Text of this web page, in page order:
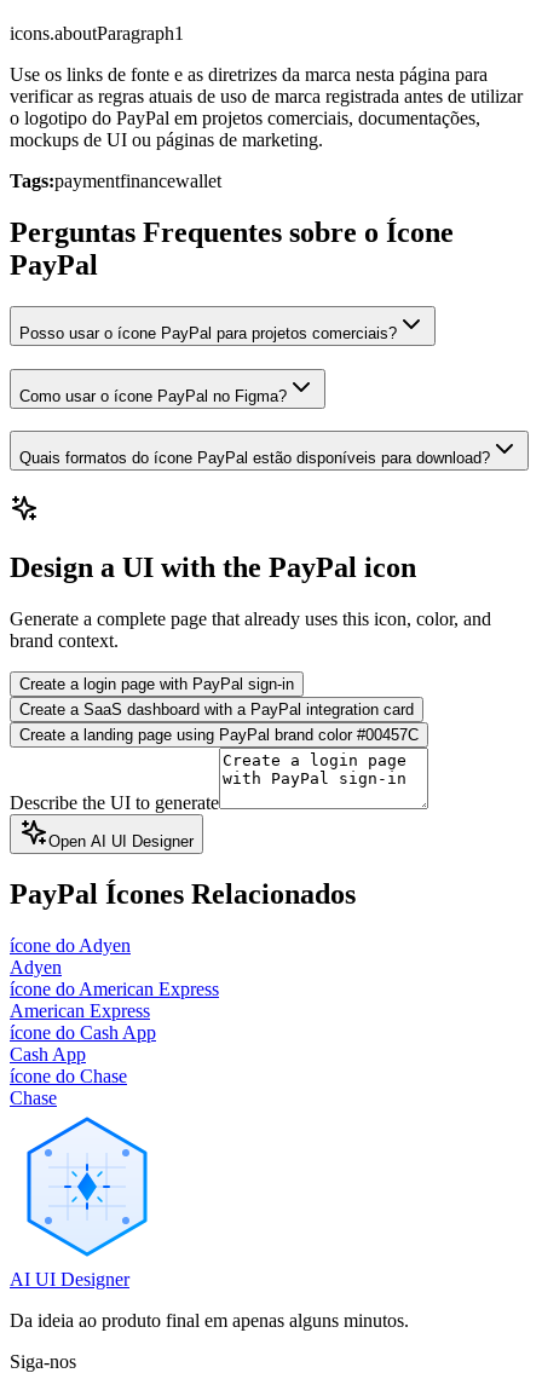
icons.aboutParagraph1
Use os links de fonte e as diretrizes da marca nesta página para
verificar as regras atuais de uso de marca registrada antes de utilizar
o logotipo do PayPal em projetos comerciais, documentações,
mockups de UI ou páginas de marketing.
Tags:paymentfinancewallet
Perguntas Frequentes sobre o Ícone
PayPal
Posso usar o ícone PayPal para projetos comerciais?
Como usar o ícone PayPal no Figma?
Quais formatos do ícone PayPal estão disponíveis para download?
Design a UI with the PayPal icon
Generate a complete page that already uses this icon, color, and
brand context.
Create a login page with PayPal sign-in
Create a SaaS dashboard with a PayPal integration card
Create a landing page using PayPal brand color #00457C
Describe the UI to generate
Open AI UI Designer
PayPal Ícones Relacionados
ícone do Adyen
Adyen
ícone do American Express
American Express
ícone do Cash App
Cash App
ícone do Chase
Chase
AI UI Designer
Da ideia ao produto final em apenas alguns minutos.
Siga-nos